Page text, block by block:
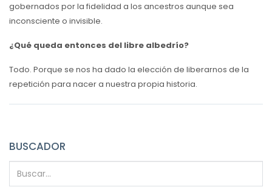
gobernados por la fidelidad a los ancestros aunque sea
inconsciente o invisible.
¿Qué queda entonces del libre albedrío?
Todo. Porque se nos ha dado la elección de liberarnos de la
repetición para nacer a nuestra propia historia.
BUSCADOR